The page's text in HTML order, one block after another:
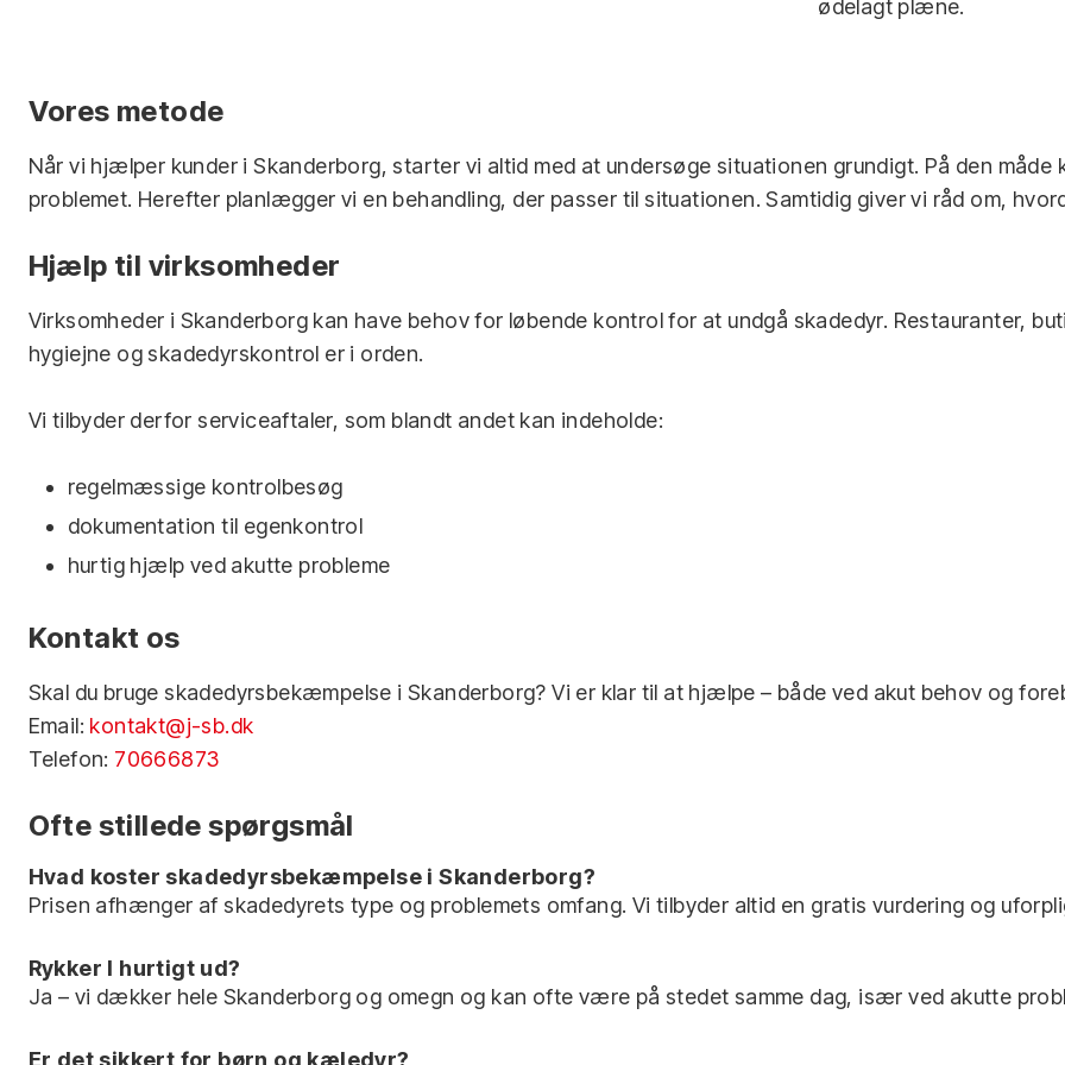
ødelagt plæne.
Vores metode
Når vi hjælper kunder i Skanderborg, starter vi altid med at undersøge situationen grundigt. På den
problemet. Herefter planlægger vi en behandling, der passer til situationen. Samtidig giver vi råd om,
Hjælp til virksomheder
Virksomheder i Skanderborg kan have behov for løbende kontrol for at undgå skadedyr. Restauranter,
hygiejne og skadedyrskontrol er i orden.
Vi tilbyder derfor serviceaftaler, som blandt andet kan indeholde:
regelmæssige kontrolbesøg
dokumentation til egenkontrol
hurtig hjælp ved akutte probleme
Kontakt os
Skal du bruge skadedyrsbekæmpelse i Skanderborg? Vi er klar til at hjælpe – både ved akut behov og
Email: kontakt@j-sb.dk
Telefon: 70666873
Ofte stillede spørgsmål
Hvad koster skadedyrsbekæmpelse i Skanderborg?
Prisen afhænger af skadedyrets type og problemets omfang. Vi tilbyder altid en gratis vurdering og
Rykker I hurtigt ud?
Ja – vi dækker hele Skanderborg og omegn og kan ofte være på stedet samme dag, især ved akutte
Er det sikkert for børn og kæledyr?